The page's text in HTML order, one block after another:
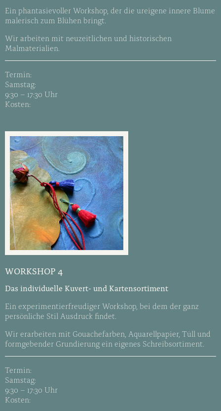
Ein phantasievoller Workshop, der die ureigene innere Blume
malerisch zum Blühen bringt.
Wir arbeiten mit neuzeitlichen und historischen
Malmaterialien.
Termin:
Samstag:
9:30 – 17:30 Uhr
Kosten:
WORKSHOP 4
Das individuelle Kuvert- und Kartensortiment
Ein experimentierfreudiger Workshop, bei dem der ganz
persönliche Stil Ausdruck findet.
Wir erarbeiten mit Gouachefarben, Aquarellpapier, Tüll und
formgebender Grundierung ein eigenes Schreibsortiment.
Termin:
Samstag:
9:30 – 17:30 Uhr
Kosten: